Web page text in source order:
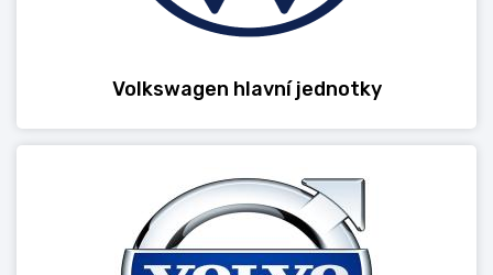
Volkswagen hlavní jednotky